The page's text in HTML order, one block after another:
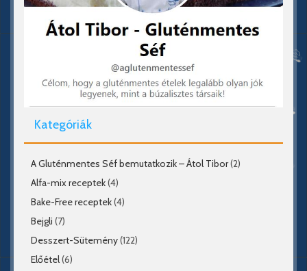
Kategóriák
A Gluténmentes Séf bemutatkozik – Átol Tibor(2)
Alfa-mix receptek(4)
Bake-Free receptek(4)
Bejgli (7)
Desszert-Sütemény(122)
Előétel(6)